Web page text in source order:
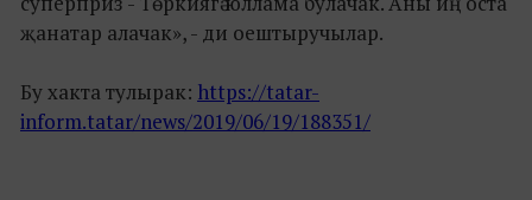
җанатар алачак», - ди оештыручылар.
Бу хакта тулырак: https://tatar-
inform.tatar/news/2019/06/19/188351/